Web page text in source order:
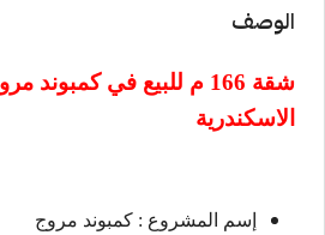
الوصف
شقة 166 م للبيع في كمبوند
الاسكندرية
إسم المشروع : كمبوند مروج